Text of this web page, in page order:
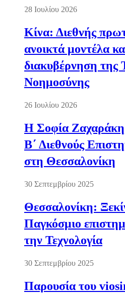
28 Ιουλίου 2026
Κίνα: Διεθνής
ανοικτά μοντέλα
διακυβέρνηση της
Νοημοσύνης
26 Ιουλίου 2026
Η Σοφία Ζαχαράκη
Β΄ Διεθνούς
στη Θεσσαλονίκη
30 Σεπτεμβρίου 2025
Θεσσαλονίκη:
Παγκόσμιο
την Τεχνολογία
30 Σεπτεμβρίου 2025
Παρουσία του